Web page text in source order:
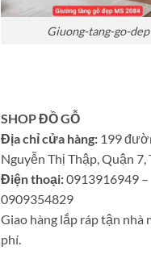
Giuong-tang-go-dep
SHOP ĐỒ GỖ
Địa chỉ cửa hàng: 199
Nguyễn Thị Thập, Quận 7,
Điện thoại:0913916949 –
0909354829
Giao hàng lắp ráp tận nhà
phí.